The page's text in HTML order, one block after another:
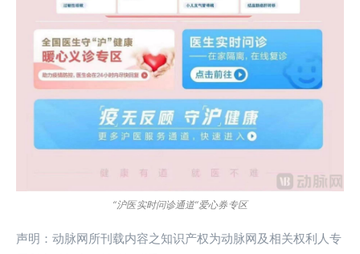
“沪医实时问诊通道”爱心券专区
声明：动脉网所刊载内容之知识产权为动脉网及相关权利人专